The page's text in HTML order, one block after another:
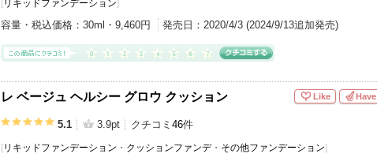
[リキッドファンデーション]
容量・税込価格： 30ml・9,460円 発売日： 2020/4/3 (2024/9/13追加発売)
レ ベージュ ヘルシー グロウ クッション
5.1 3.9pt クチコミ 46件
[リキッドファンデーション ・ クッションファンデ・ その他ファンデーション]
Like Have